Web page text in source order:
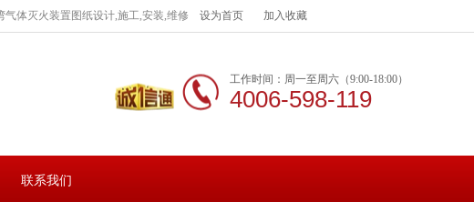
体灭火装置图纸设计,施工,安装,维修 设为首页 加入收藏
工作时间：周一至周六（9:00-18:00）
4006-598-119
联系我们